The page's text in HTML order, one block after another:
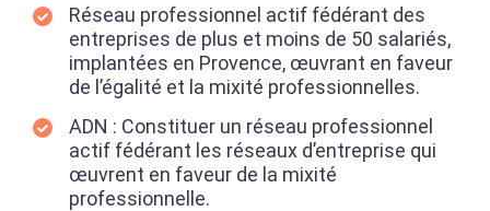
Réseau professionnel actif fédérant des
entreprises de plus et moins de 50 salariés,
implantées en Provence, œuvrant en faveur
de l’égalité et la mixité professionnelles.
ADN : Constituer un réseau professionnel
actif fédérant les réseaux d’entreprise qui
œuvrent en faveur de la mixité
professionnelle.